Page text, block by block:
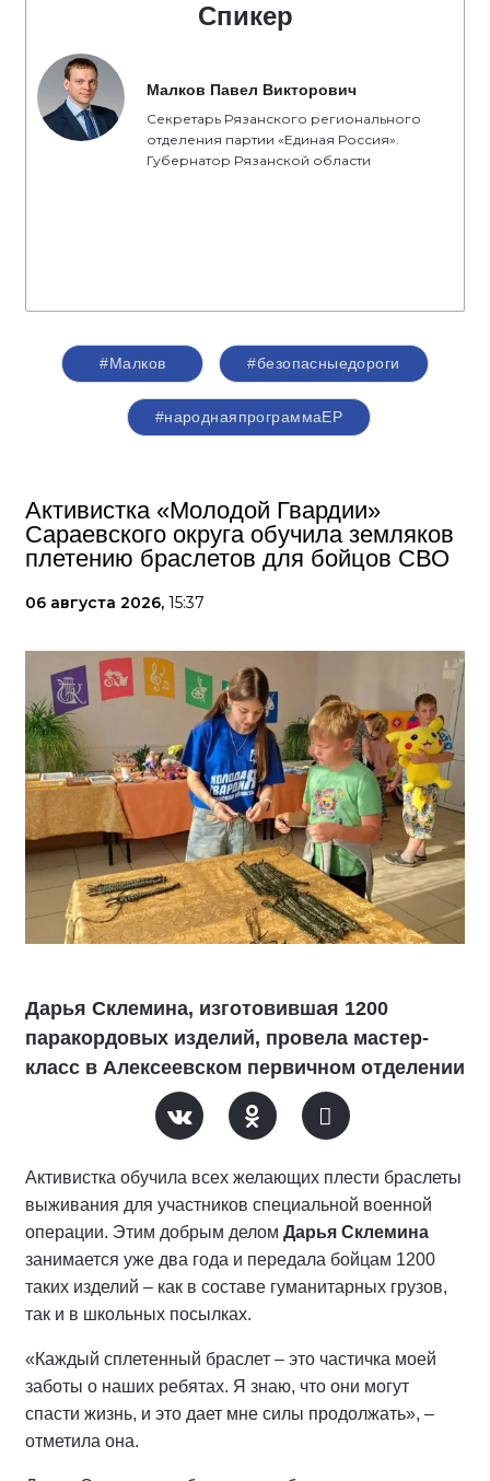
Спикер
Малков Павел Викторович
Секретарь Рязанского регионального
отделения партии «Единая Россия».
Губернатор Рязанской области
#Малков #безопасныедороги
#народнаяпрограммаЕР
Активистка «Молодой Гвардии»
Сараевского округа обучила земляков
плетению браслетов для бойцов СВО
06 августа 2026, 15:37
Дарья Склемина, изготовившая 1200
паракордовых изделий, провела мастер-
класс в Алексеевском первичном отделении
Активистка обучила всех желающих плести браслеты
выживания для участников специальной военной
операции. Этим добрым делом Дарья Склемина
занимается уже два года и передала бойцам 1200
таких изделий – как в составе гуманитарных грузов,
так и в школьных посылках.
«Каждый сплетенный браслет – это частичка моей
заботы о наших ребятах. Я знаю, что они могут
спасти жизнь, и это дает мне силы продолжать», –
отметила она.